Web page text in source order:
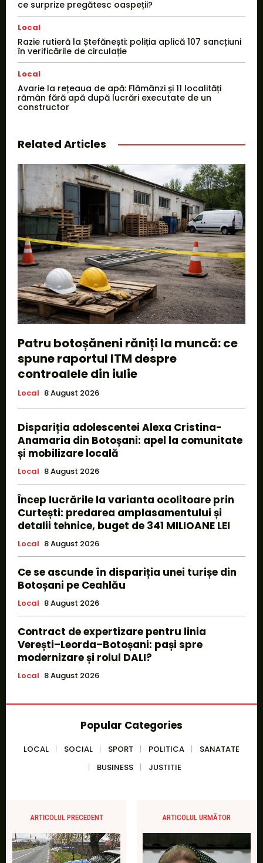
ce surprize pregătesc oaspeții?
Local
Razie rutieră la Ștefănești: poliția aplică 107 sancțiuni
în verificările de circulație
Local
Avarie la rețeaua de apă: Flămânzi și 11 localități
rămân fără apă după lucrări executate de un
constructor
Related Articles
Patru botoșăneni răniți la muncă: ce
spune raportul ITM despre
controalele din iulie
Local 8 August 2026
Dispariția adolescentei Alexa Cristina-
Anamaria din Botoșani: apel la comunitate
și mobilizare locală
Local 8 August 2026
Încep lucrările la varianta ocolitoare prin
Curtești: predarea amplasamentului și
detalii tehnice, buget de 341 MILIOANE LEI
Local 8 August 2026
Ce se ascunde în dispariția unei turișe din
Botoșani pe Ceahlău
Local 8 August 2026
Contract de expertizare pentru linia
Verești–Leorda–Botoșani: pași spre
modernizare și rolul DALI?
Local 8 August 2026
Popular Categories
LOCAL SOCIAL SPORT POLITICA
SANATATE
BUSINESS
JUSTITIE
ARTICOLUL PRECEDENT ARTICOLUL URMĂTOR